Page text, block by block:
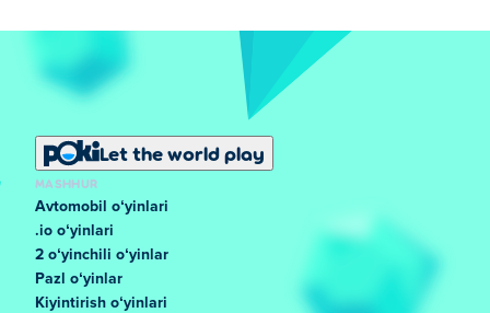
Let the world play
MASHHUR
Avtomobil oʻyinlari
.io oʻyinlari
2 oʻyinchili oʻyinlar
Pazl oʻyinlar
Kiyintirish oʻyinlari